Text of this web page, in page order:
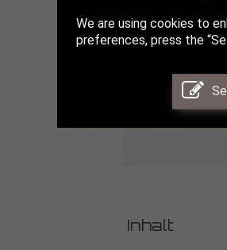
deutlich
alle Teile
Inhalt
We are using cookies to
preferences, press the